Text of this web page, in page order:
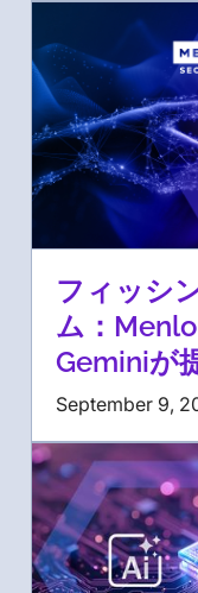
フィッシ
ム：
Geminiが
September 9,